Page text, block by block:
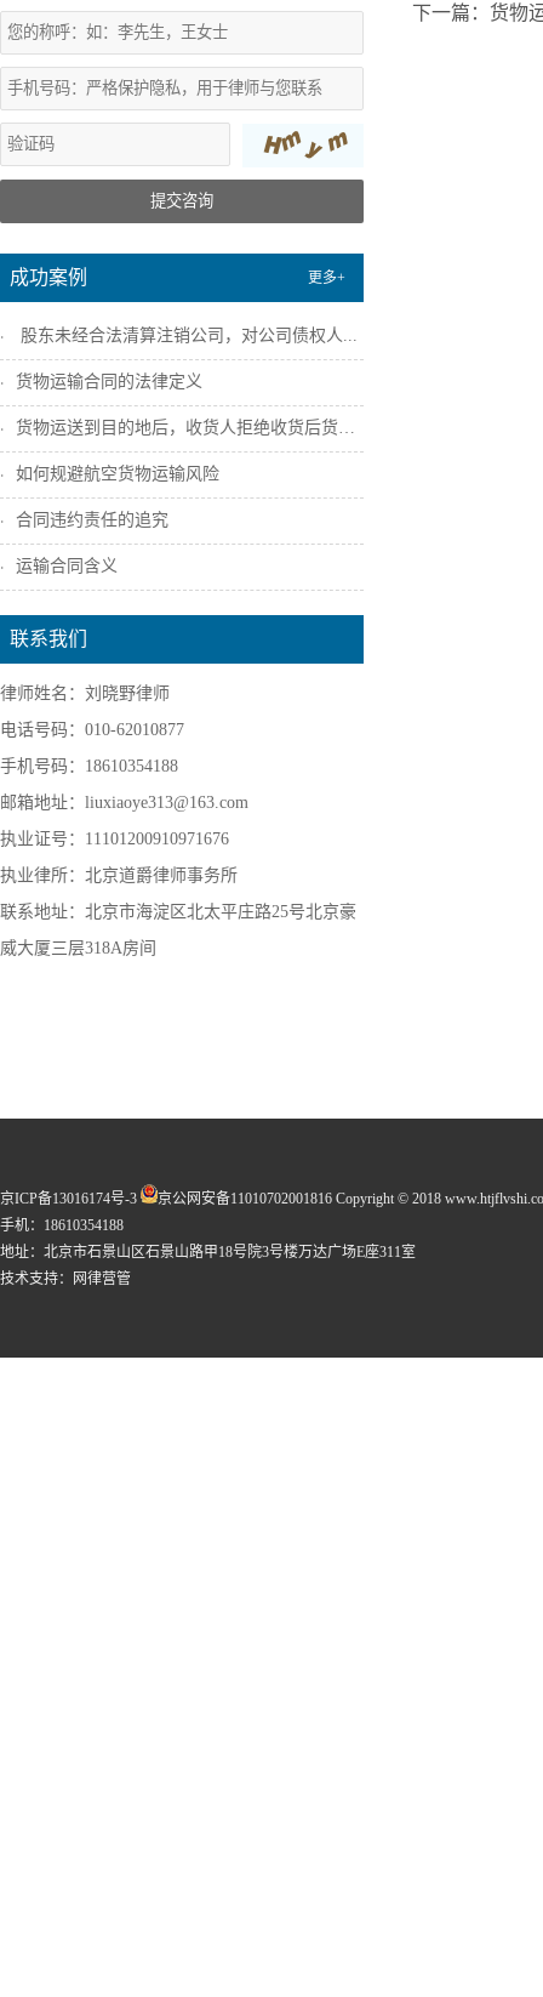
提交咨询
成功案例 更多+
股东未经合法清算注销公司，对公司债权人...
货物运输合同的法律定义
货物运送到目的地后，收货人拒绝收货后货主...
如何规避航空货物运输风险
合同违约责任的追究
运输合同含义
联系我们
律师姓名：刘晓野律师
电话号码：010-62010877
手机号码：18610354188
邮箱地址：liuxiaoye313@163.com
执业证号：11101200910971676
执业律所：北京道爵律师事务所
联系地址：北京市海淀区北太平庄路25号北京豪
威大厦三层318A房间
下一篇：货物
京ICP备13016174号-3 京公网安备11010702001816 Copyright © 2018
手机：18610354188
地址：北京市石景山区石景山路甲18号院3号楼万达广场E座311室
技术支持：
网律营管